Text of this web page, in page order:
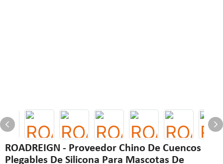
ROADREIGN - Proveedor Chino De Cuencos
Plegables De Silicona Para Mascotas De